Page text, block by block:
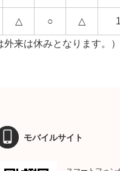
△ ○ △
来は休みとなります。
モバイルサイト